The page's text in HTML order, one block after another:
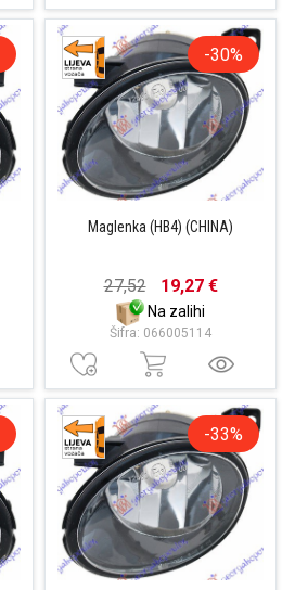
-30%
Maglenka (HB4) (CHINA)
27,52 19,27 €
Na zalihi
Šifra: 066005114
-33%